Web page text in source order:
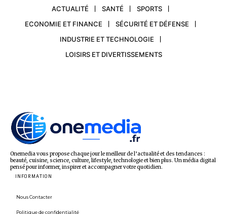
ACTUALITÉ SANTÉ
SPORTS
ECONOMIE ET FINANCE
SÉCURITÉ ET DÉFENSE
INDUSTRIE ET TECHNOLOGIE
LOISIRS ET DIVERTISSEMENTS
Onemedia vous propose chaque jour le meilleur de l’actualité et des tendances :
beauté, cuisine, science, culture, lifestyle, technologie et bien plus. Un média digital
pensé pour informer, inspirer et accompagner votre quotidien.
INFORMATION
Nous Contacter
Politique de confidentialité